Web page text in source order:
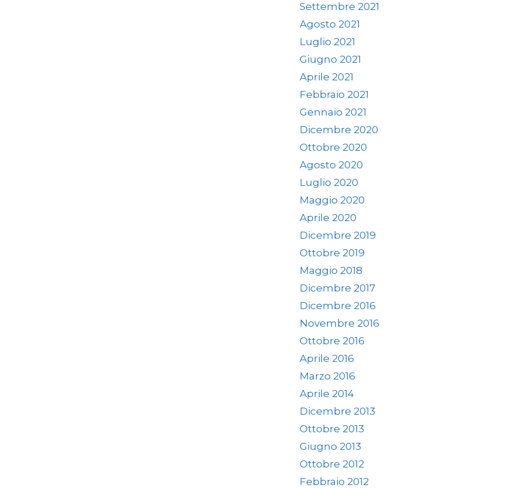
Settembre 2021
Agosto 2021
Luglio 2021
Giugno 2021
Aprile 2021
Febbraio 2021
Gennaio 2021
Dicembre 2020
Ottobre 2020
Agosto 2020
Luglio 2020
Maggio 2020
Aprile 2020
Dicembre 2019
Ottobre 2019
Maggio 2018
Dicembre 2017
Dicembre 2016
Novembre 2016
Ottobre 2016
Aprile 2016
Marzo 2016
Aprile 2014
Dicembre 2013
Ottobre 2013
Giugno 2013
Ottobre 2012
Febbraio 2012